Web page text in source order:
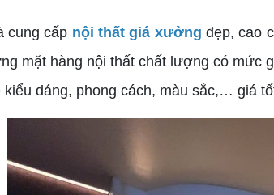
cung cấp nội thất giá xưởng đẹp, cao
mặt hàng nội thất chất lượng có
kiểu dáng, phong cách, màu sắc,… giá